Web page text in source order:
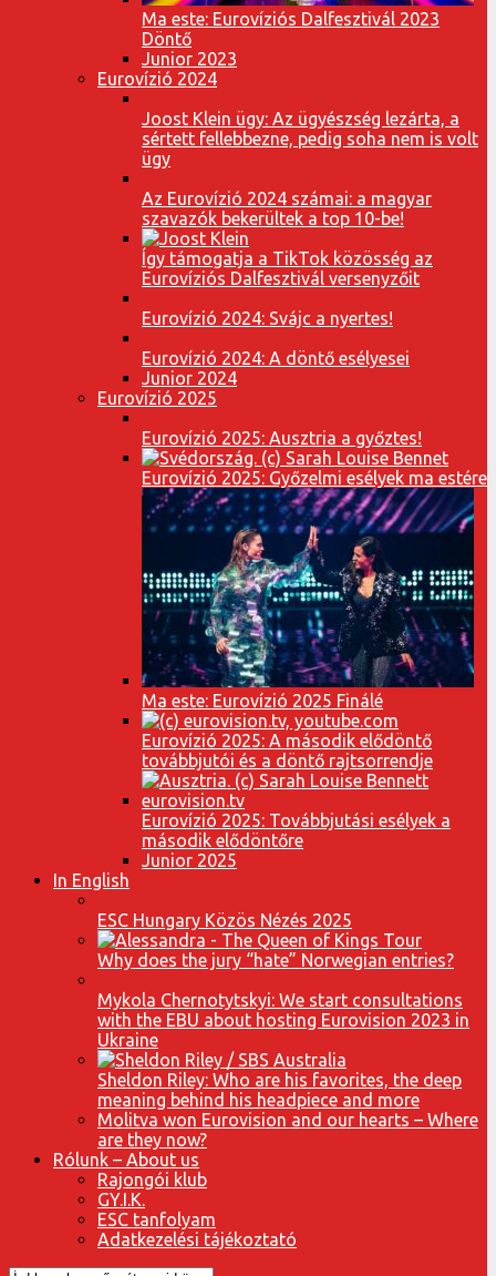
Ma este: Eurovíziós Dalfesztivál 2023
Döntő
Junior 2023
Eurovízió 2024
Joost Klein ügy: Az ügyészség lezárta, a
sértett fellebbezne, pedig soha nem is volt
ügy
Az Eurovízió 2024 számai: a magyar
szavazók bekerültek a top 10-be!
Így támogatja a TikTok közösség az
Eurovíziós Dalfesztivál versenyzőit
Eurovízió 2024: Svájc a nyertes!
Eurovízió 2024: A döntő esélyesei
Junior 2024
Eurovízió 2025
Eurovízió 2025: Ausztria a győztes!
Eurovízió 2025: Győzelmi esélyek ma estére
Ma este: Eurovízió 2025 Finálé
Eurovízió 2025: A második elődöntő
továbbjutói és a döntő rajtsorrendje
Eurovízió 2025: Továbbjutási esélyek a
második elődöntőre
Junior 2025
In English
ESC Hungary Közös Nézés 2025
Why does the jury “hate” Norwegian entries?
Mykola Chernotytskyi: We start consultations
with the EBU about hosting Eurovision 2023 in
Ukraine
Sheldon Riley: Who are his favorites, the deep
meaning behind his headpiece and more
Molitva won Eurovision and our hearts – Where
are they now?
Rólunk – About us
Rajongói klub
GY.I.K.
ESC tanfolyam
Adatkezelési tájékoztató